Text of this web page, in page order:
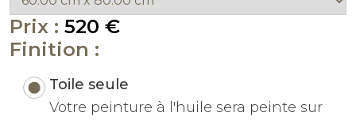
Prix : 520 €
Finition :
Toile seule
Votre peinture à l'huile sera peinte sur